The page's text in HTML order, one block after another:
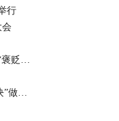
行
会
还有下降空间？《星空》简中评价跌至“褒贬不一”
99公益日 中粮可口可乐与合力超市“一块”做公益